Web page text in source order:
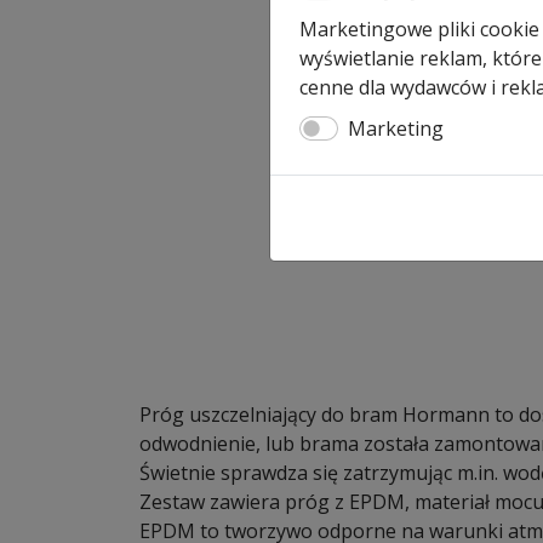
Próg uszczelniający do bram Hormann to
odwodnienie, lub brama została
Świetnie sprawdza się zatrzymując m.in.
Zestaw zawiera próg z EPDM, materiał
EPDM to tworzywo odporne na warunki
Marketingowe pliki
wyświetlanie reklam,
cenne dla wydawców i
Marketing